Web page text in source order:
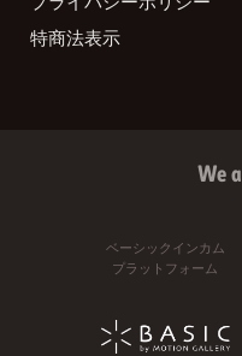
特商法表示
We
ベーシックインカム
プラットフォーム